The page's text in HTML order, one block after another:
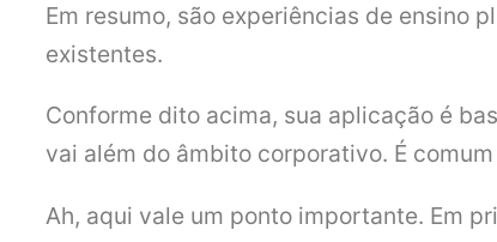
Em resumo, são experiências de ensino
existentes.
Conforme dito acima, sua aplicação é
vai além do âmbito corporativo. É
Ah, aqui vale um ponto importante. Em